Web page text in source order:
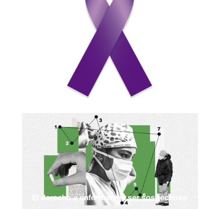
El derecho a enfermar sin ser sospechoso